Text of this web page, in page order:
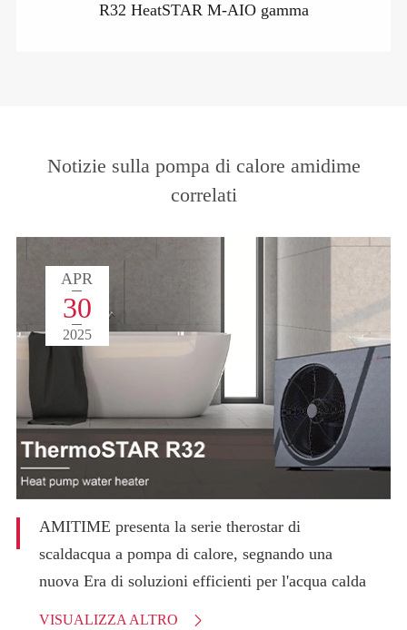
R32 HeatSTAR M-AIO gamma
Notizie sulla pompa di calore amidime
correlati
APR
30
2025
AMITIME presenta la serie therostar di
scaldacqua a pompa di calore, segnando una
nuova Era di soluzioni efficienti per l'acqua calda
VISUALIZZA ALTRO 